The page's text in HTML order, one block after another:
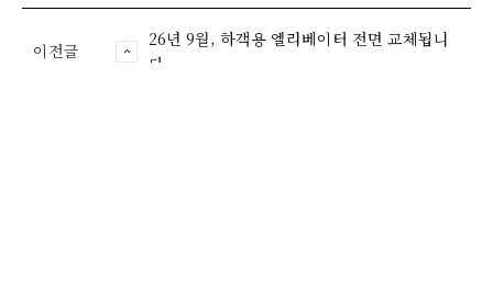
이전글
26년 9월, 하객용 엘리베이터 전면 교체됩니
다.